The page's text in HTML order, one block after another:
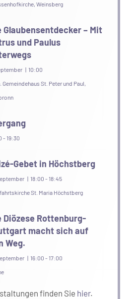
Weinsberg
Glaubensentdecker – Mit
und Paulus
| 10:00
Gemeindehaus St. Peter und Paul,
- 19:30
Gebet in Höchstberg
| 18:00 - 18:45
St. Maria Höchstberg
Diözese Rottenburg-
macht sich auf
Weg.
| 16:00 - 17:00
finden Sie hier.